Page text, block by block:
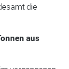
die
aus